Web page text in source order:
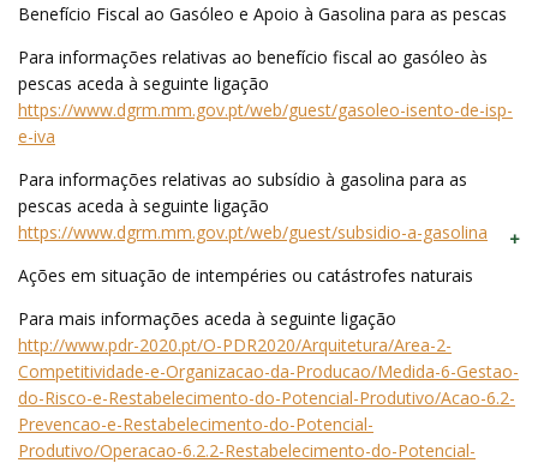
Benefício Fiscal ao Gasóleo e Apoio à Gasolina para as pescas
Para informações relativas ao benefício fiscal ao gasóleo às
pescas aceda à seguinte ligação
https://www.dgrm.mm.gov.pt/web/guest/gasoleo-isento-de-isp-
e-iva
Para informações relativas ao subsídio à gasolina para as
pescas aceda à seguinte ligação
https://www.dgrm.mm.gov.pt/web/guest/subsidio-a-gasolina
Ações em situação de intempéries ou catástrofes naturais
Para mais informações aceda à seguinte ligação
http://www.pdr-2020.pt/O-PDR2020/Arquitetura/Area-2-
Competitividade-e-Organizacao-da-Producao/Medida-6-Gestao-
do-Risco-e-Restabelecimento-do-Potencial-Produtivo/Acao-6.2-
Prevencao-e-Restabelecimento-do-Potencial-
Produtivo/Operacao-6.2.2-Restabelecimento-do-Potencial-